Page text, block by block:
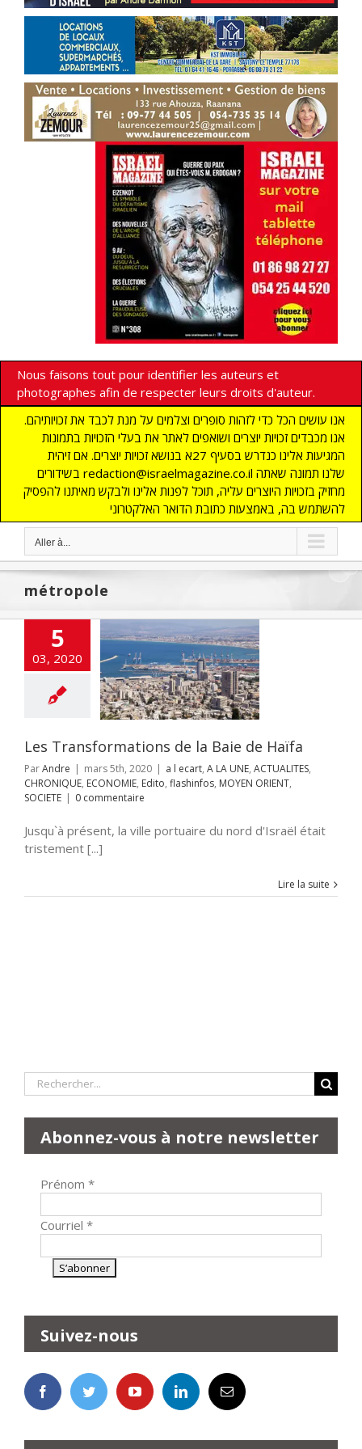
Nous faisons tout pour identifier les auteurs et
photographes afin de respecter leurs droits d'auteur.
אנו עושים הכל כדי לזהות סופרים וצלמים על מנת לכבד את זכויותיהם.
אנו מכבדים זכויות יוצרים ושואפים לאתר את בעלי הזכויות בתמונות
המגיעות אלינו כנדרש בסעיף 27א בנושא זכויות יוצרים. אם זיהית
בשידורים redaction@israelmagazine.co.il שלנו תמונה שאתה
מחזיק בזכויות היוצרים עליה, תוכל לפנות אלינו ולבקש מאיתנו להפסיק
להשתמש בה, באמצעות כתובת הדואר האלקטרוני
Aller à...
métropole
5
03, 2020
de Haïfa
A LA UNE
CHRONIQUE
Edito
Les Transformations de la Baie de Haïfa
ParAndre | mars 5th, 2020 | a l ecart, A LA UNE, ACTUALITES,
CHRONIQUE, ECONOMIE, Edito, flashinfos, MOYEN ORIENT,
SOCIETE | 0 commentaire
Jusqu`à présent, la ville portuaire du nord d'Israël était
tristement [...]
Lire la suite
Rechercher:
Abonnez-vous à notre newsletter
Prénom *
Courriel *
Suivez-nous